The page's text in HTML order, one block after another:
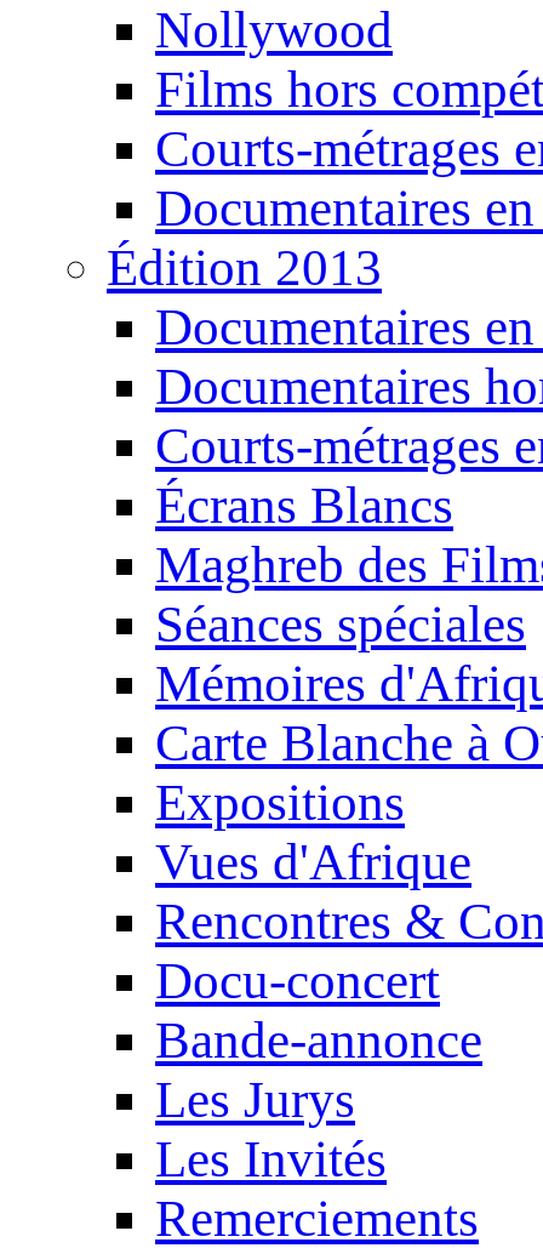
Nollywood
Films hors
Courts-métrages
Documentaires
Édition 2013
Documentaires
Documentaires
Courts-métrages
Écrans Blancs
Maghreb des
Séances spéciales
Mémoires
Carte Blanche à
Expositions
Vues d'Afrique
Rencontres &
Docu-concert
Bande-annonce
Les Jurys
Les Invités
Remerciements